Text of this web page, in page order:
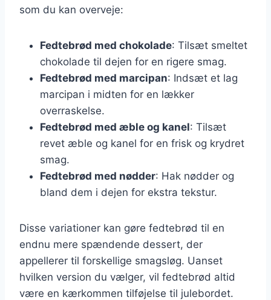
som du kan overveje:
Fedtebrød med chokolade: Tilsæt smeltet
chokolade til dejen for en rigere smag.
Fedtebrød med marcipan: Indsæt et lag
marcipan i midten for en lækker
overraskelse.
Fedtebrød med æble og kanel: Tilsæt
revet æble og kanel for en frisk og krydret
smag.
Fedtebrød med nødder: Hak nødder og
bland dem i dejen for ekstra tekstur.
Disse variationer kan gøre fedtebrød til en
endnu mere spændende dessert, der
appellerer til forskellige smagsløg. Uanset
hvilken version du vælger, vil fedtebrød altid
være en kærkommen tilføjelse til julebordet.